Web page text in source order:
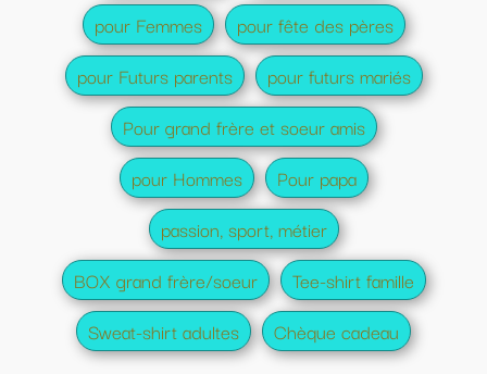
pour Femmes
pour fête des pères
pour Futurs parents
pour futurs mariés
Pour grand frère et soeur amis
pour Hommes
Pour papa
passion, sport, métier
BOX grand frère/soeur
Tee-shirt famille
Sweat-shirt adultes
Chèque cadeau